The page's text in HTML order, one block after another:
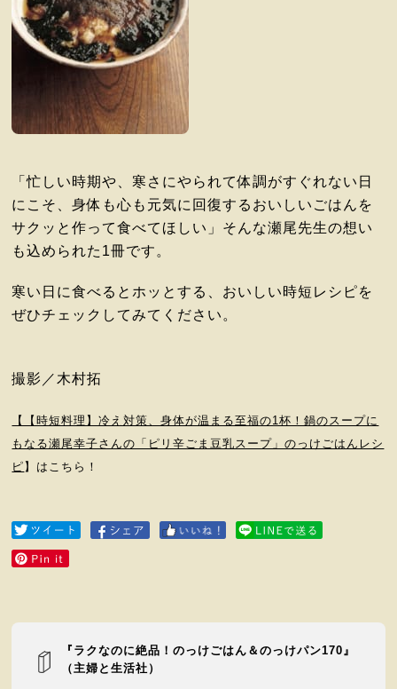
「忙しい時期や、寒さにやられて体調がすぐれない日
にこそ、身体も心も元気に回復するおいしいごはんを
サクッと作って食べてほしい」そんな瀬尾先生の想い
も込められた1冊です。
寒い日に食べるとホッとする、おいしい時短レシピを
ぜひチェックしてみてください。
撮影／木村拓
【【時短料理】冷え対策、身体が温まる至福の1杯！鍋のスープに
もなる瀬尾幸子さんの「ピリ辛ごま豆乳スープ」のっけごはんレシ
ピ 】はこちら！
『ラクなのに絶品！のっけごはん＆のっけパン170』
（主婦と生活社）